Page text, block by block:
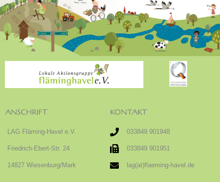
ANSCHRIFT
LAG Fläming-Havel e.V.
Friedrich-Ebert-Str. 24
14827 Wiesenburg/Mark
KONTAKT
033849 901948
033849 901951
lag(at)flaeming-havel.de